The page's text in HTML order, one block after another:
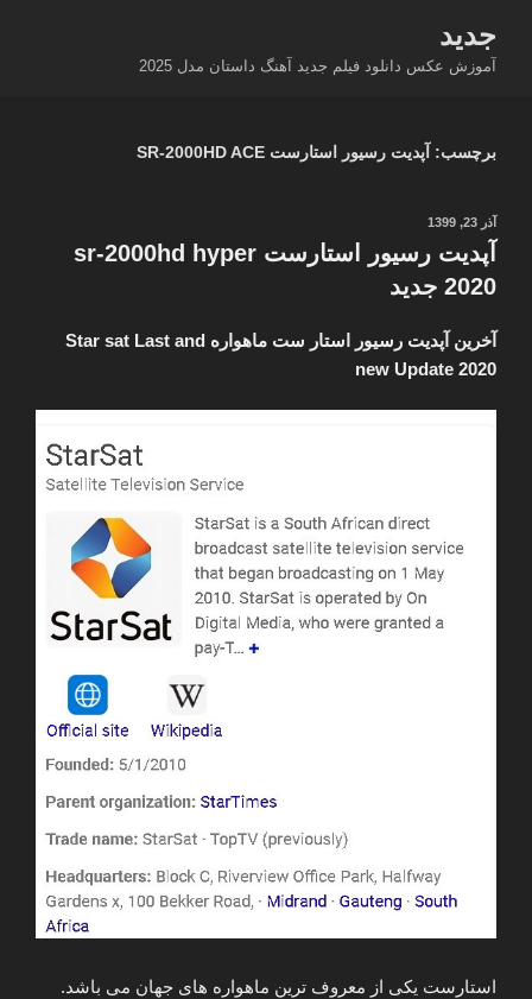
محتوا
جدید
آموزش عکس دانلود فیلم جدید آهنگ داستان مدل 2025
برچسب: آپدیت رسیور استارست SR-2000HD ACE
نوشته‌شده
در
آذر 23, 1399
آپدیت رسیور استارست sr-2000hd hyper
2020 جدید
آخرین آپدیت رسیور استار ست ماهواره Star sat Last and
new Update 2020
استارست یکی از معروف ترین ماهواره های جهان می باشد.